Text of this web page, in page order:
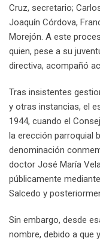
Cruz, secretario;
Joaquín Córdova,
Morejón. A este
quien, pese a su
directiva, acompañó
Tras insistentes
y otras instancias, el
1944, cuando el
la erección parroquial
denominación
doctor José María
públicamente
Salcedo y
Sin embargo, desde
nombre, debido a que